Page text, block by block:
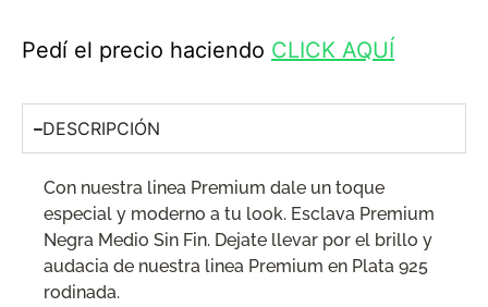
Pedí el precio haciendo CLICK AQUÍ
DESCRIPCIÓN
Con nuestra linea Premium dale un toque
especial y moderno a tu look. Esclava Premium
Negra Medio Sin Fin. Dejate llevar por el brillo y
audacia de nuestra linea Premium en Plata 925
rodinada.